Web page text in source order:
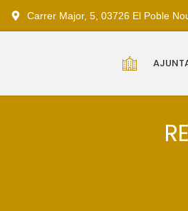
Carrer Major, 5, 03726 El Poble